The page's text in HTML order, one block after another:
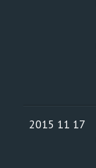
2015 11 17